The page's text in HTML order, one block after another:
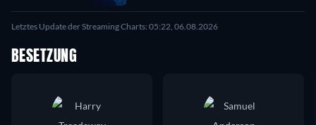
Letztes Update der Streaming Charts: 05:22, 06.08.2026
BESETZUNG